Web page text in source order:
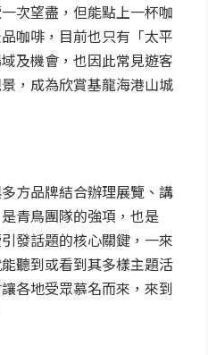
次望盡，但能點上一杯咖
咖啡，目前也只有「太平
及機會，也因此常見遊客
，成為欣賞基龍海港山城
方品牌結合辦理展覽、講
青鳥團隊的強項，也是
發話題的核心關鍵，一來
聽到或看到其多樣主題活
各地受眾慕名而來，來到